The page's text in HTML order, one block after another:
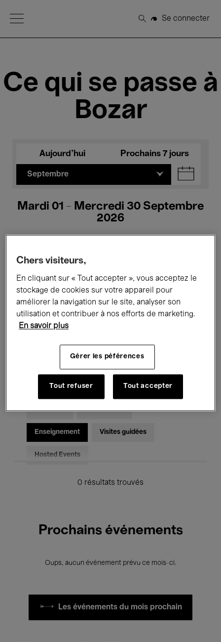
Open Menu
Rechercher
Se connecter
Ce qui se passe à
Bozar
Aujourd'hui Prochains 7 jours
Septembre
Mardi 01 - Mercredi 30 Septembre
2026
Tous les événements Concerts
Expositions Films Performances
Rencontres & Débats
Musique classique Global Music
Musique électronique
Pour tous Kids’ Palace
Enseignement Visites guidées
Hosted Events
0 résultats trouvés
Prochains événements
Oups, aucun événement prévu ce mois-ci.
Les événements du mois prochain
Chers visiteurs,
En cliquant sur « Tout accepter », vous acceptez le
stockage de cookies sur votre appareil pour
améliorer la navigation sur le site, analyser son
utilisation et contribuer à nos efforts de marketing.
En savoir plus
Gérer les péférences
Tout refuser Tout accepter